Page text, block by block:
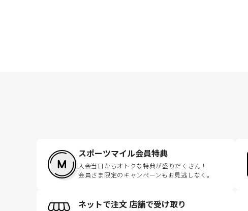
スポーツマイル会員特典
入会当日からオトクな特典が盛りだくさん！
会員さま限定のキャンペーンもお見逃しなく。
ネットで注文 店舗で受け取り